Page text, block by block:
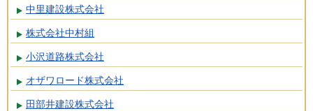
中里建設株式会社
株式会社中村組
小沢道路株式会社
オザワロード株式会社
田部井建設株式会社